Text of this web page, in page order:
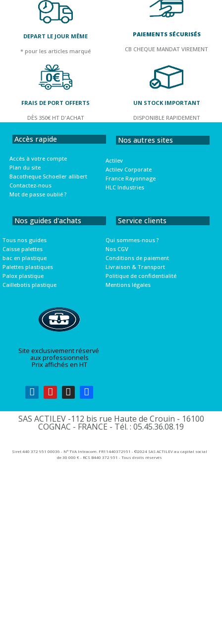
DEPART LE JOUR MÊME
* pour les articles marqué
PAIEMENTS SÉCURISÉS
CB CHEQUE MANDAT VIREMENT
FRAIS DE PORT OFFERTS
DÈS 350€ HT D'ACHAT
UN STOCK IMPORTANT
DISPONIBLE RAPIDEMENT
Accès rapide
Accès à votre compte
Plan du site
Bacotheque Schoeller allibert
Contactez-nous
Mot de passe oublié ?
Nos autres sites
Actilev
Actilev Corporate
France Rayonnage
HLC Industries
Nos guides d'achats
Tous nos guides
Caisse palettes
bac en plastique
Palettes plastiques
Palox plastique
Caillebotis plastique
Service clients
Qui sommes-nous ?
Nos CGV
Conditions de paiement
Livraison & Transport
Politique de confidentialité
Mentions légales
Site exclusivement réservé
aux professionnels
Prix affichés en HT
SAS ACTILEV -112 bis rue Haute de Crouin - 16100
COGNAC - FRANCE - Tél. : 05.45.36.08.19​
Siret 440 372 951 00036 - N° TVA Intracom. FR11440372951 - ©2024 SAS ACTILEV au capital social
de 30 000 € - RCS B440 372 951 - Tous droits réservés​​